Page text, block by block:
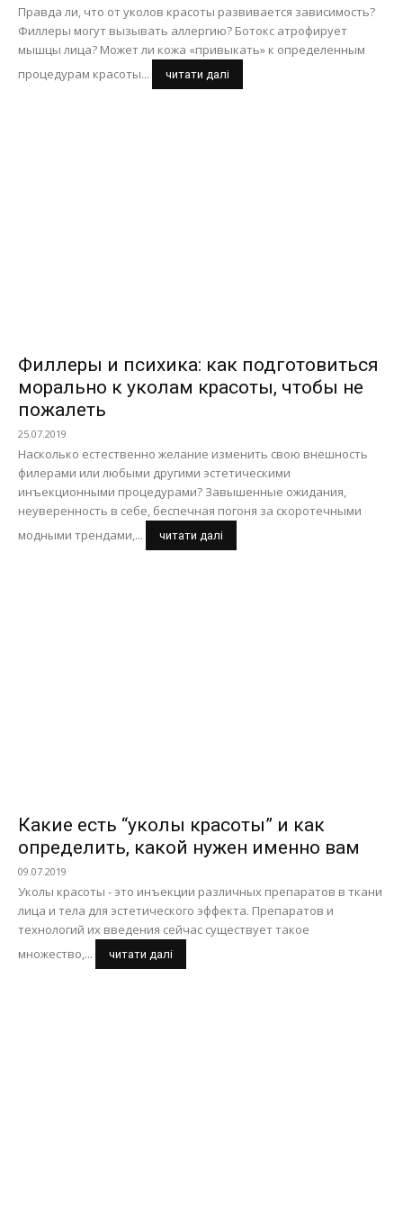
Правда ли, что от уколов красоты развивается зависимость?
Филлеры могут вызывать аллергию? Ботокс атрофирует
мышцы лица? Может ли кожа «привыкать» к определенным
процедурам красоты...
читати далі
Филлеры и психика: как подготовиться
морально к уколам красоты, чтобы не
пожалеть
25.07.2019
Насколько естественно желание изменить свою внешность
филерами или любыми другими эстетическими
инъекционными процедурами? Завышенные ожидания,
неуверенность в себе, беспечная погоня за скоротечными
модными трендами,...
читати далі
Какие есть “уколы красоты” и как
определить, какой нужен именно вам
09.07.2019
Уколы красоты - это инъекции различных препаратов в ткани
лица и тела для эстетического эффекта. Препаратов и
технологий их введения сейчас существует такое
множество,...
читати далі